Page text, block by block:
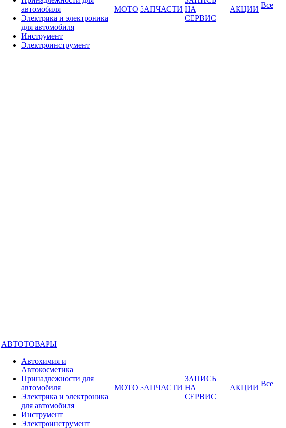
автомобиля
Электрика и электроника
для автомобиля
Инструмент
Электроинструмент
МОТО ЗАПЧАСТИ НА
СЕРВИС
АКЦИИ Все
АВТОТОВАРЫ
Автохимия и
Автокосметика
Принадлежности для
автомобиля
Электрика и электроника
для автомобиля
Инструмент
Электроинструмент
МОТО ЗАПЧАСТИ
ЗАПИСЬ
НА
СЕРВИС
АКЦИИ Все